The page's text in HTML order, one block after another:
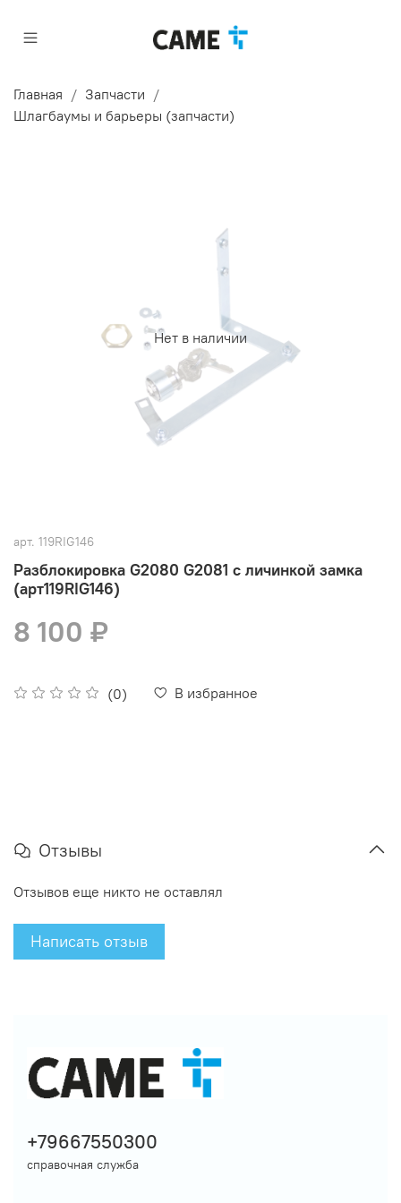
Главная
Запчасти
Шлагбаумы и барьеры (запчасти)
Нет в наличии
арт. 119RIG146
Разблокировка G2080 G2081 с личинкой замка
(арт119RIG146)
(0) В избранное
8 100 ₽
Отзывы
Отзывов еще никто не оставлял
Написать отзыв
+79667550300
справочная служба